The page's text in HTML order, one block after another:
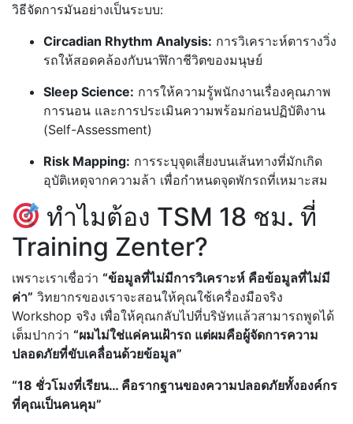
วิธีจัดการมันอย่างเป็นระบบ:
Circadian Rhythm Analysis: การวิเคราะห์ตารางวิ่ง
รถให้สอดคล้องกับนาฬิกาชีวิตของมนุษย์
Sleep Science: การให้ความรู้พนักงานเรื่องคุณภาพ
การนอน และการประเมินความพร้อมก่อนปฏิบัติงาน
(Self-Assessment)
Risk Mapping: การระบุจุดเสี่ยงบนเส้นทางที่มักเกิด
อุบัติเหตุจากความล้า เพื่อกำหนดจุดพักรถที่เหมาะสม
ทำไมต้อง TSM 18 ชม. ที่
Training Zenter?
เพราะเราเชื่อว่า “ข้อมูลที่ไม่มีการวิเคราะห์ คือข้อมูลที่ไม่มี
ค่า” วิทยากรของเราจะสอนให้คุณใช้เครื่องมือจริง
Workshop จริง เพื่อให้คุณกลับไปที่บริษัทแล้วสามารถพูดได้
เต็มปากว่า “ผมไม่ใช่แค่คนเฝ้ารถ แต่ผมคือผู้จัดการความ
ปลอดภัยที่ขับเคลื่อนด้วยข้อมูล”
“18 ชั่วโมงที่เรียน… คือรากฐานของความปลอดภัยทั้งองค์กร
ที่คุณเป็นคนคุม”